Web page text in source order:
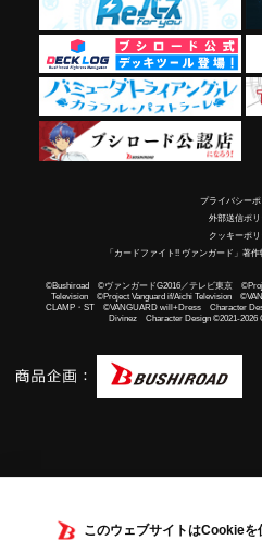
このウェブサイトはCookieを
プライバシー
外部送信ポ
クッキーポ
「カードファイト!! ヴァンガード」著
©Bushiroad ©ヴァンガードG2016／テレビ東京
Television ©Project Vanguard if/Aichi Television
CLAMP・ST ©VANGUARD will+Dress Character
Divinez Character Design ©2021-